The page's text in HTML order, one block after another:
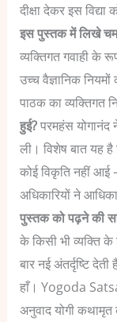
दीक्षा देकर इस
इस पुस्तक में लिखे
व्यक्तिगत गवाही के
उच्च वैज्ञानिक नियमों
पाठक का व्यक्तिगत
हुई?परमहंस योगानंद
ली। विशेष बात यह है
कोई विकृति नहीं
अधिकारियों ने
पुस्तक को पढ़ने की
के किसी भी व्यक्ति के
बार नई अंतर्दृष्टि देती
हाँ। Yogoda
अनुवाद योगी